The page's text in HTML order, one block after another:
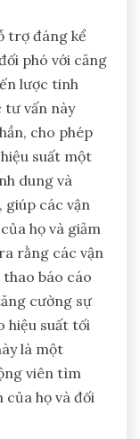
trợ đáng kể
phó với căng
lược tinh
tư vấn này
cho phép
suất một
dung và
các vận
họ và giảm
rằng các vận
báo cáo
cường sự
hiệu suất tối
là một
viên tìm
họ và đối